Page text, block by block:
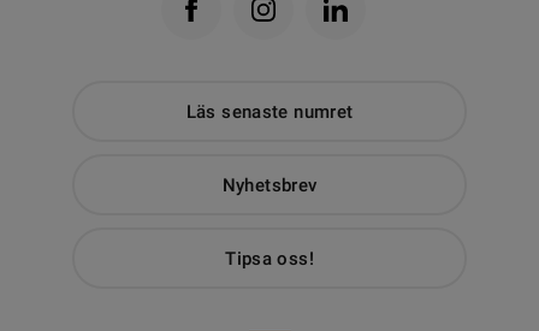
Läs senaste numret
Nyhetsbrev
Tipsa oss!